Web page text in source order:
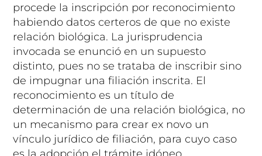
procede la inscripción por reconocimiento
habiendo datos certeros de que no existe
relación biológica. La jurisprudencia
invocada se enunció en un supuesto
distinto, pues no se trataba de inscribir sino
de impugnar una filiación inscrita. El
reconocimiento es un título de
determinación de una relación biológica, no
un mecanismo para crear ex novo un
vínculo jurídico de filiación, para cuyo caso